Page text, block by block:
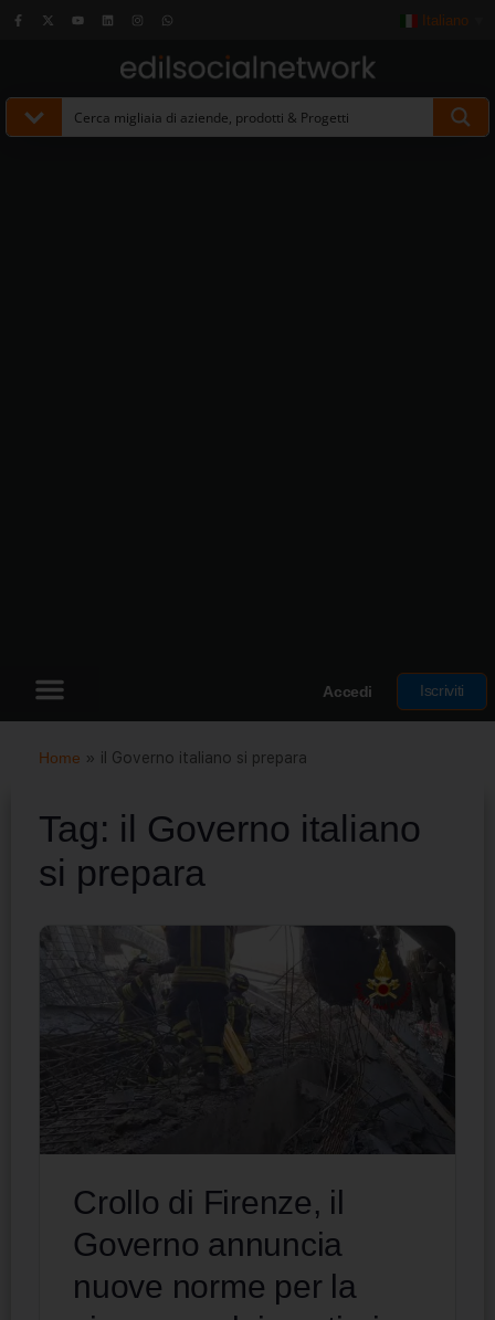
Italiano
Accedi Iscriviti
Home » il Governo italiano si prepara
Tag: il Governo italiano
si prepara
Crollo di Firenze, il
Governo annuncia
nuove norme per la